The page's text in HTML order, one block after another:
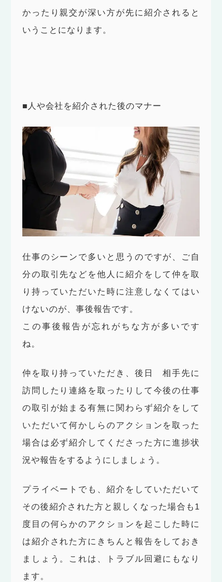
かったり親交が深い方が先に紹介されると
いうことになります。
■人や会社を紹介された後のマナー
仕事のシーンで多いと思うのですが、ご自
分の取引先などを他人に紹介をして仲を取
り持っていただいた時に注意しなくてはい
けないのが、事後報告です。
この事後報告が忘れがちな方が多いです
ね。
仲を取り持っていただき、後日 相手先に
訪問したり連絡を取ったりして今後の仕事
の取引が始まる有無に関わらず紹介をして
いただいて何かしらのアクションを取った
場合は必ず紹介してくださった方に進捗状
況や報告をするようにしましょう。
プライベートでも、紹介をしていただいて
その後紹介された方と親しくなった場合も1
度目の何らかのアクションを起こした時に
は紹介された方にきちんと報告をしておき
ましょう。これは、トラブル回避にもなり
ます。